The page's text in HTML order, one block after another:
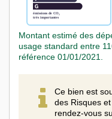
Montant estimé des
usage standard entre
référence 01/01/2021.
Ce bien est
des Risques
rendez-vous